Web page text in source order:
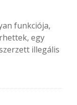
funkciója,
egy
illegális